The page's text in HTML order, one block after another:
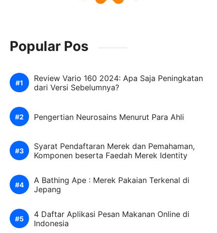
Popular Pos
Review Vario 160 2024: Apa Saja Peningkatan
dari Versi Sebelumnya?
Pengertian Neurosains Menurut Para Ahli
Syarat Pendaftaran Merek dan Pemahaman,
Komponen beserta Faedah Merek Identity
A Bathing Ape : Merek Pakaian Terkenal di
Jepang
4 Daftar Aplikasi Pesan Makanan Online di
Indonesia